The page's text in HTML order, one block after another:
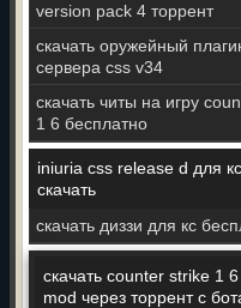
version pack 4 торрент
скачать оружейный
сервера css v34
скачать читы на игру
1 6 бесплатно
iniuria css release d для
скачать
скачать диззи для кс
скачать counter strike 1
mod через торрент с